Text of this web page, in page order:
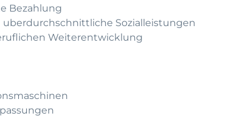
Bezahlung
Sozialleistungen
Weiterentwicklung